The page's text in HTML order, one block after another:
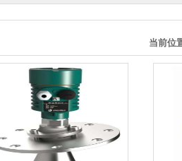
当前位